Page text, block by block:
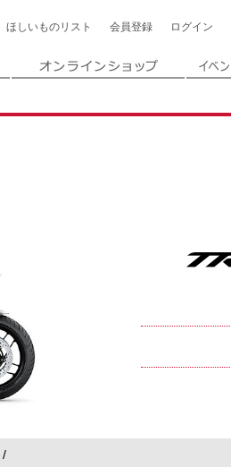
ほしいもの リスト 会員登録 ログイン